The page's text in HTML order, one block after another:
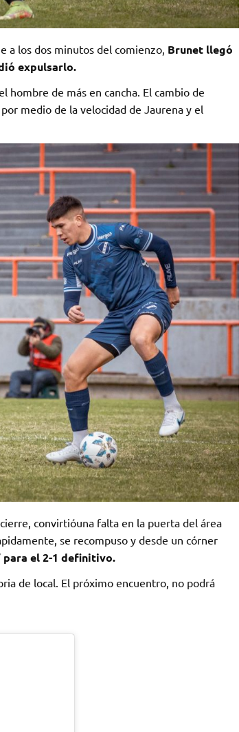
a los dos minutos del comienzo, Brunet llegó
expulsarlo.
hombre de más en cancha. El cambio de
medio de la velocidad de Jaurena y el
convirtióuna falta en la puerta del área
se recompuso y desde un córner
para el 2-1 definitivo.
de local. El próximo encuentro, no podrá